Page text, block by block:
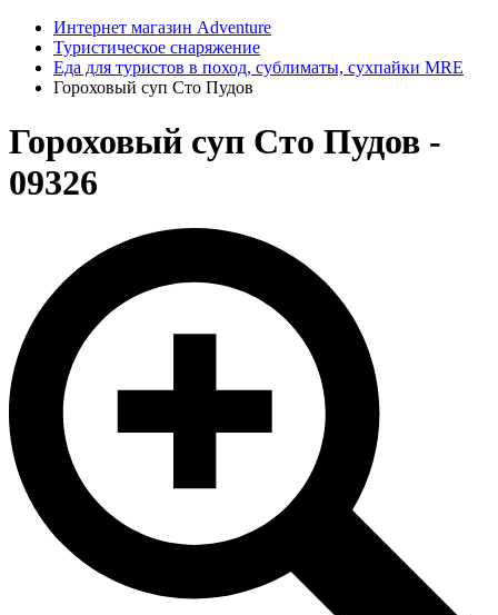
Интернет магазин Adventure
Туристическое снаряжение
Еда для туристов в поход, сублиматы, сухпайки MRE
Гороховый суп Сто Пудов
Гороховый суп Сто Пудов -
09326